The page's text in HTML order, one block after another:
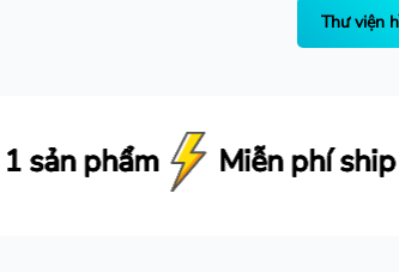
Thư viện
ship từ 290.000đ
ship từ 290.000đ
ship từ 290.000đ
ship từ 290.000đ